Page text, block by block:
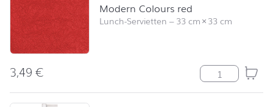
Modern Colours red
Lunch-Servietten –33 cm×33 cm
3,49€ Modern